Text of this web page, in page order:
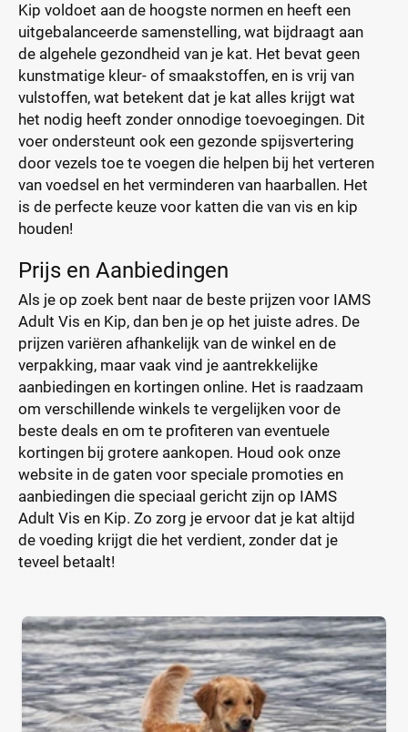
Kip voldoet aan de hoogste normen en heeft een
uitgebalanceerde samenstelling, wat bijdraagt aan
de algehele gezondheid van je kat. Het bevat geen
kunstmatige kleur- of smaakstoffen, en is vrij van
vulstoffen, wat betekent dat je kat alles krijgt wat
het nodig heeft zonder onnodige toevoegingen. Dit
voer ondersteunt ook een gezonde spijsvertering
door vezels toe te voegen die helpen bij het verteren
van voedsel en het verminderen van haarballen. Het
is de perfecte keuze voor katten die van vis en kip
houden!
Prijs en Aanbiedingen
Als je op zoek bent naar de beste prijzen voor IAMS
Adult Vis en Kip, dan ben je op het juiste adres. De
prijzen variëren afhankelijk van de winkel en de
verpakking, maar vaak vind je aantrekkelijke
aanbiedingen en kortingen online. Het is raadzaam
om verschillende winkels te vergelijken voor de
beste deals en om te profiteren van eventuele
kortingen bij grotere aankopen. Houd ook onze
website in de gaten voor speciale promoties en
aanbiedingen die speciaal gericht zijn op IAMS
Adult Vis en Kip. Zo zorg je ervoor dat je kat altijd
de voeding krijgt die het verdient, zonder dat je
teveel betaalt!